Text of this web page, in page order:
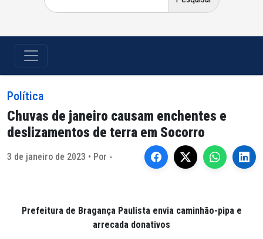
por:
Política
Chuvas de janeiro causam enchentes e
deslizamentos de terra em Socorro
3 de janeiro de 2023 • Por -
Prefeitura de Bragança Paulista envia caminhão-pipa e
arrecada donativos